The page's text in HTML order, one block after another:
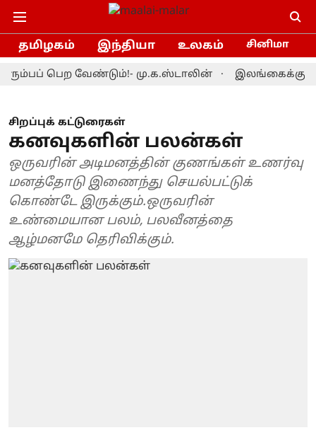
தமிழகம் இந்தியா உலகம் சினிமா
பெற வேண்டும்!- மு.க.ஸ்டாலின் இலங்கைக்கு
சிறப்புக் கட்டுரைகள்
கனவுகளின் பலன்கள்
ஒருவரின் அடிமனத்தின் குணங்கள் உணர்வு
மனத்தோடு இணைந்து செயல்பட்டுக்
கொண்டே இருக்கும்.ஒருவரின்
உண்மையான பலம், பலவீனத்தை
ஆழ்மனமே தெரிவிக்கும்.